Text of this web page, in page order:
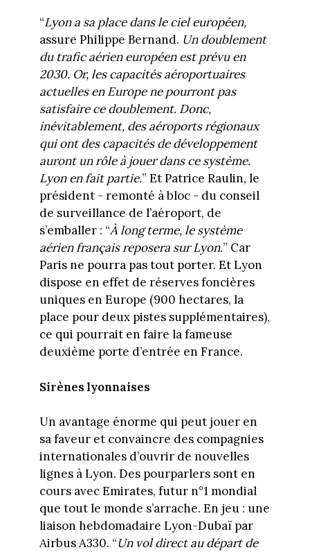
“Lyon a sa place dans le ciel européen,
assure Philippe Bernand. Un doublement
du trafic aérien européen est prévu en
2030. Or, les capacités aéroportuaires
actuelles en Europe ne pourront pas
satisfaire ce doublement. Donc,
inévitablement, des aéroports régionaux
qui ont des capacités de développement
auront un rôle à jouer dans ce système.
Lyon en fait partie.” Et Patrice Raulin, le
président - remonté à bloc - du conseil
de surveillance de l’aéroport, de
s’emballer : “À long terme, le système
aérien français reposera sur Lyon.” Car
Paris ne pourra pas tout porter. Et Lyon
dispose en effet de réserves foncières
uniques en Europe (900 hectares, la
place pour deux pistes supplémentaires),
ce qui pourrait en faire la fameuse
deuxième porte d’entrée en France.
Sirènes lyonnaises
Un avantage énorme qui peut jouer en
sa faveur et convaincre des compagnies
internationales d’ouvrir de nouvelles
lignes à Lyon. Des pourparlers sont en
cours avec Emirates, futur n°1 mondial
que tout le monde s’arrache. En jeu : une
liaison hebdomadaire Lyon-Dubaï par
Airbus A330. “Un vol direct au départ de